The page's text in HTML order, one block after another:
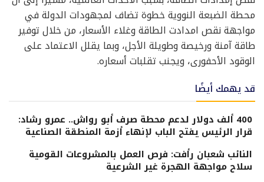
محطة الضبعة النووية خطوة تضاف لمجهودات الدولة في
مواجهة نقص امدادت الطاقة وغلاء الأسعار، من خلال توفير
طاقة آمنة ورخيصة وطويلة الأجل، وبما يقلل الاعتماد على
الوقود الأحفورى، ويجنب تقلبات أسعاره.
قد يهمك أيضًا
400 ألف دولار لدعم محطة صرف أبو رواش.. عمرو رشاد:
قرار الرئيس يفتح الباب لإنهاء أزمة المنطقة الصناعية
النائب شعبان رأفت: فرص العمل بالمشروعات القومية
سلاح مواجهة الهجرة غير الشرعية